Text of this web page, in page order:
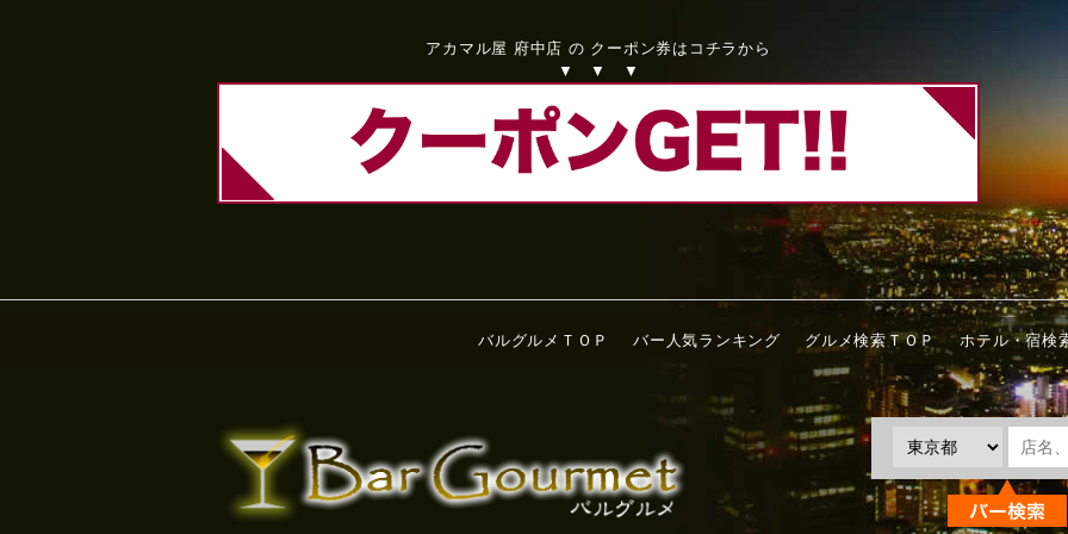
アカマル屋 府中店 の クーポン券はコチラから
▼ ▼ ▼
バルグルメＴＯＰ バー人気ランキング グルメ検索ＴＯＰ ホテル・宿検